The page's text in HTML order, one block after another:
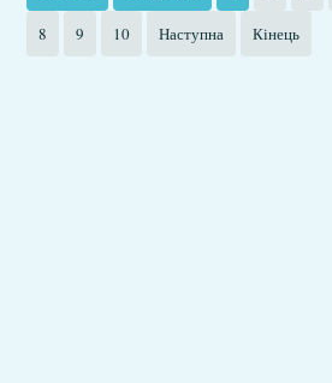
8 9 10 Наступна Кінець